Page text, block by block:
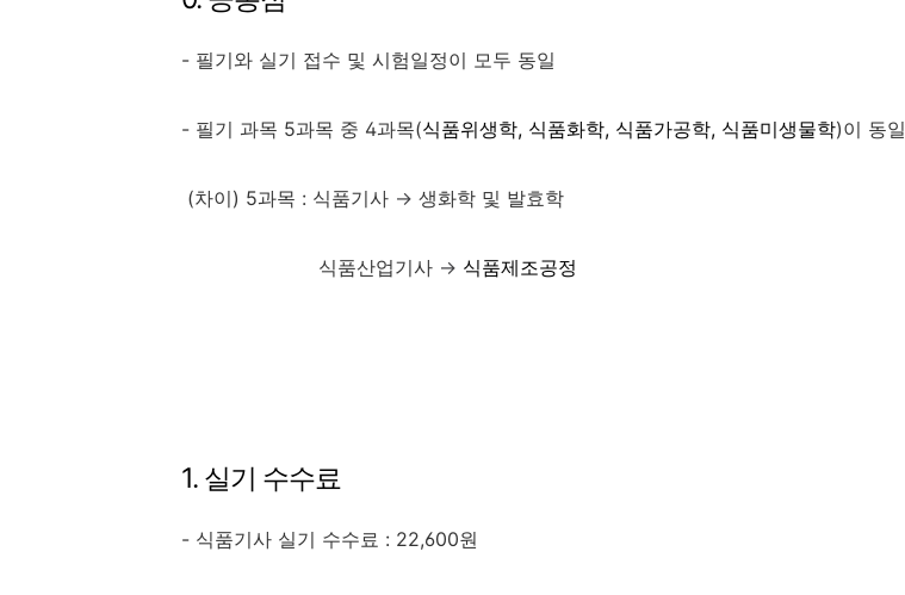
- 필기와 실기 접수 및 시험일정이 모두 동일
- 필기 과목 5과목 중 4과목(식품위생학, 식품화학, 식품가공학, 식품미생물학)이 동일
(차이) 5과목 : 식품기사 → 생화학 및 발효학
식품산업기사 → 식품제조공정
1. 실기 수수료
- 식품기사 실기 수수료 : 22,600원